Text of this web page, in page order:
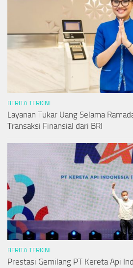
BERITA TERKINI
Layanan Tukar Uang Selama
Transaksi Finansial dari BRI
BERITA TERKINI
Prestasi Gemilang PT Kereta Api